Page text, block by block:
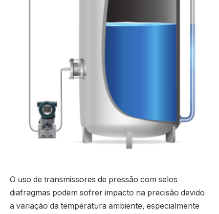
O uso de transmissores de pressão com selos
diafragmas podem sofrer impacto na precisão devido
a variação da temperatura ambiente, especialmente